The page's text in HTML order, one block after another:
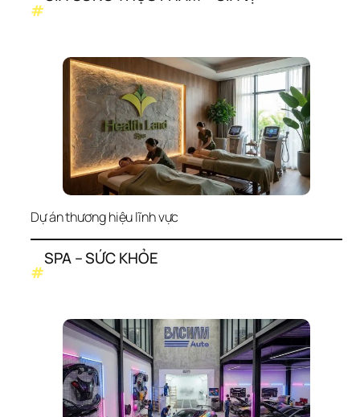
#
Dự án thương hiệu lĩnh vực
#
SPA – SỨC KHỎE